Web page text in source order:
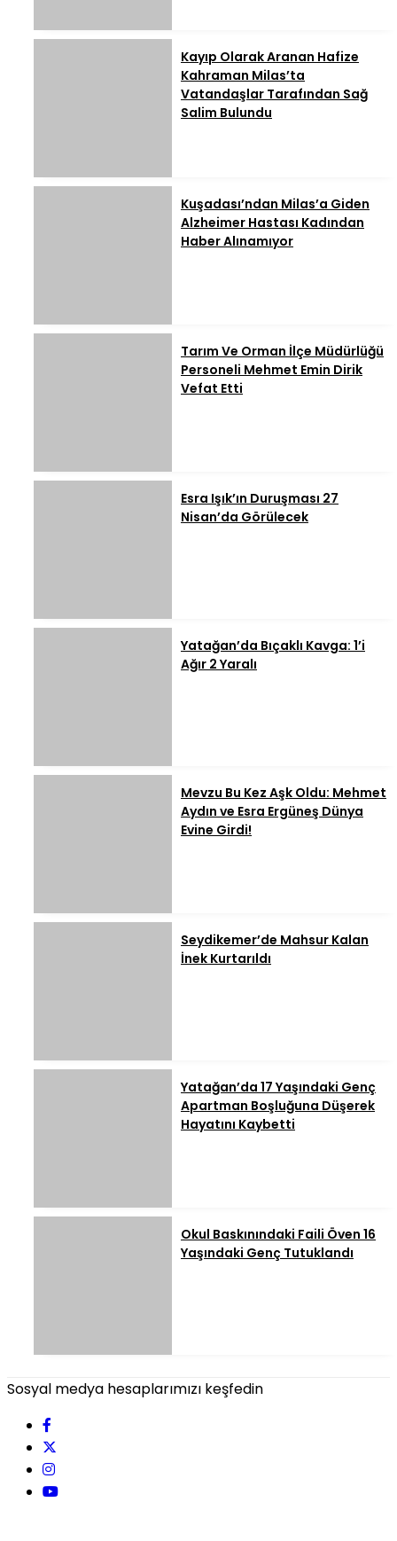
Kayıp Olarak Aranan Hafize
Kahraman Milas’ta
Vatandaşlar Tarafından Sağ
Salim Bulundu
Kuşadası’ndan Milas’a Giden
Alzheimer Hastası Kadından
Haber Alınamıyor
Tarım Ve Orman İlçe Müdürlüğü
Personeli Mehmet Emin Dirik
Vefat Etti
Esra Işık’ın Duruşması 27
Nisan’da Görülecek
Yatağan’da Bıçaklı Kavga: 1’i
Ağır 2 Yaralı
Mevzu Bu Kez Aşk Oldu: Mehmet
Aydın ve Esra Ergüneş Dünya
Evine Girdi!
Seydikemer’de Mahsur Kalan
İnek Kurtarıldı
Yatağan’da 17 Yaşındaki Genç
Apartman Boşluğuna Düşerek
Hayatını Kaybetti
Okul Baskınındaki Faili Öven 16
Yaşındaki Genç Tutuklandı
Sosyal medya hesaplarımızı keşfedin